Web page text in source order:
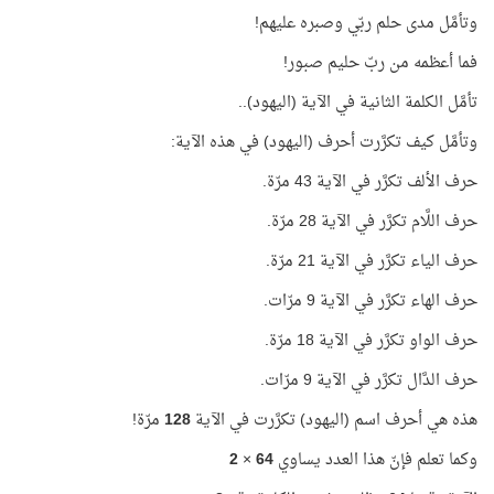
وتأمَّل مدى حلم ربّي وصبره عليهم!
فما أعظمه من ربّ حليم صبور!
تأمَّل الكلمة الثانية في الآية (اليهود)..
وتأمَّل كيف تكرَّرت أحرف (اليهود) في هذه الآية:
حرف الألف تكرَّر في الآية 43 مرّة.
حرف اللَّام تكرَّر في الآية 28 مرّة.
حرف الياء تكرَّر في الآية 21 مرّة.
حرف الهاء تكرَّر في الآية 9 مرّات.
حرف الواو تكرَّر في الآية 18 مرّة.
حرف الدَّال تكرَّر في الآية 9 مرّات.
هذه هي أحرف اسم (اليهود) تكرَّرت في الآية128مرّة!
وكما تعلم فإنّ هذا العدد يساوي64
×
2